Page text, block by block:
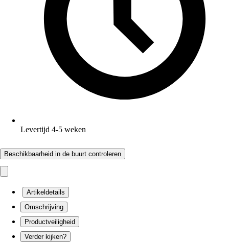
Levertijd 4-5 weken
Beschikbaarheid in de buurt controleren
Artikeldetails
Omschrijving
Productveiligheid
Verder kijken?